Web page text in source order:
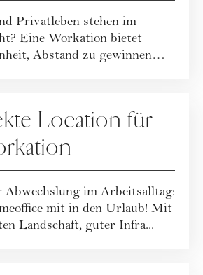
Privatleben stehen im
Eine Workation bietet
Abstand zu gewinnen
Location für
im Arbeitsalltag:
mit in den Urlaub! Mit
Landschaft, guter Infra...